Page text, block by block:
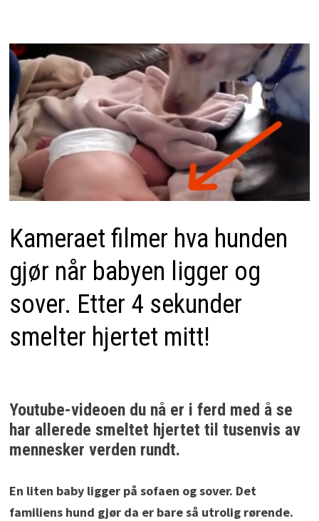
Kameraet filmer hva hunden
gjør når babyen ligger og
sover. Etter 4 sekunder
smelter hjertet mitt!
Youtube-videoen du nå er i ferd med å se
har allerede smeltet hjertet til tusenvis av
mennesker verden rundt.
En liten baby ligger på sofaen og sover. Det
familiens hund gjør da er bare så utrolig rørende.